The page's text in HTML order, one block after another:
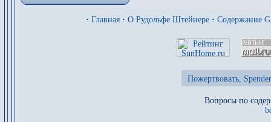
· Главная · О Рудольфе Штейнере · Содержание
Пожертвовать,
Вопросы по